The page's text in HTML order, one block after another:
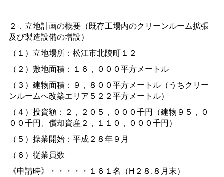
２．立地計画の概要（既存工場内のクリーンルーム拡張
及び製造設備の増設）
（１）立地場所：松江市北陵町１２
（２）敷地面積：１６，０００平方メートル
（３）建物面積：９，８００平方メートル（うちクリー
ンルームへ改築エリア５２２平方メートル）
（４）投資額：２，２０５，０００千円（建物９５，０
００千円、償却資産２，１１０，０００千円）
（５）操業開始：平成２８年９月
（６）従業員数
《申請時》・・・・・１６１名（H２８.８月末）